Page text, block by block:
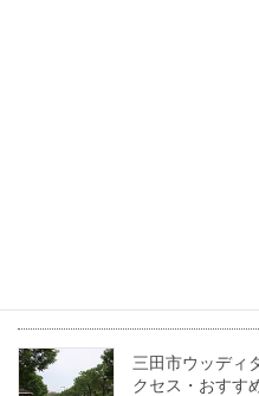
三田市ウッディ
クセス・おすす